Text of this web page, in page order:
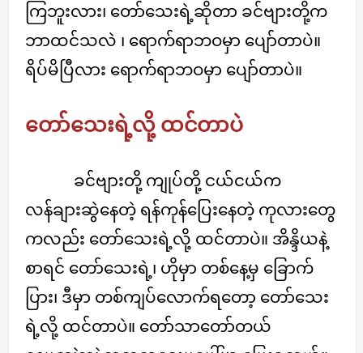
ကြဘူးလား၊ တော်သေးရဲ့ဆိုတာ ခင်ဗျားတို့က
ဘာထင်သလဲ ၊ ရောက်ရာဘဝမှာ ပျော်တာပဲ။
ရိပ်မိပြီလား ရောက်ရာဘဝမှာ ပျော်တာပဲ။
တော်သေးရဲ့လို့ ထင်တာပဲ
ခင်ဗျားတို့ ကျုပ်တို့ ငယ်ငယ်က
လန်ချားဆွဲနေတဲ့ ရန်ကုန်ပြေးနေတဲ့ ကုလားတွေ
ကလည်း တော်သေးရဲ့လို့ ထင်တာပဲ။ အိန္ဒိယနဲ့
စာရင် တော်သေးရဲ့၊ ဟိုမှာ တစ်နေ့မှ ခြောက်
ပြား၊ ဒီမှာ တစ်ကျပ်လောက်ရတော့ တော်သေး
ရဲ့လို့ ထင်တာပဲ။ တော်သာတော်တယ်